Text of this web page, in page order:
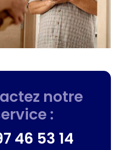
notre
:
46 53 14